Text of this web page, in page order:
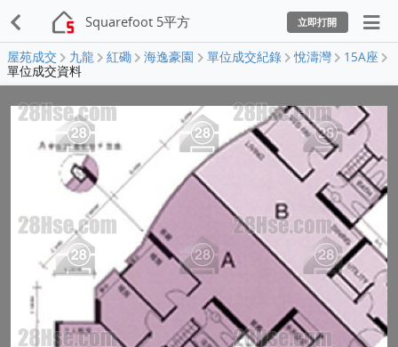
Squarefoot 5平方 立即打開
屋苑成交 九龍 紅磡 海逸豪園 單位成交紀錄 悅濤灣
15A座
單位成交資料